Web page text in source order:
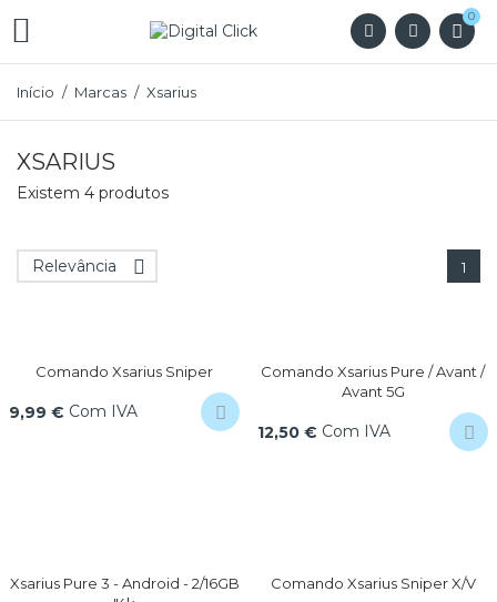
 0
Início Marcas Xsarius
XSARIUS
Existem 4 produtos
Relevância  1
Comando Xsarius Sniper
9,99 € Com IVA
Comando Xsarius Pure / Avant /
Avant 5G
12,50 € Com IVA
Xsarius Pure 3 - Android - 2/16GB
Comando Xsarius Sniper X/V